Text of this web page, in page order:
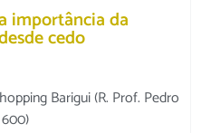
importância da
cedo
Barigui (R. Prof. Pedro